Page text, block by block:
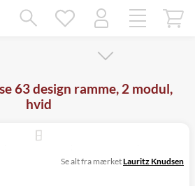
63 design ramme, 2 modul,
hvid
Se alt fra mærketLauritz Knudsen